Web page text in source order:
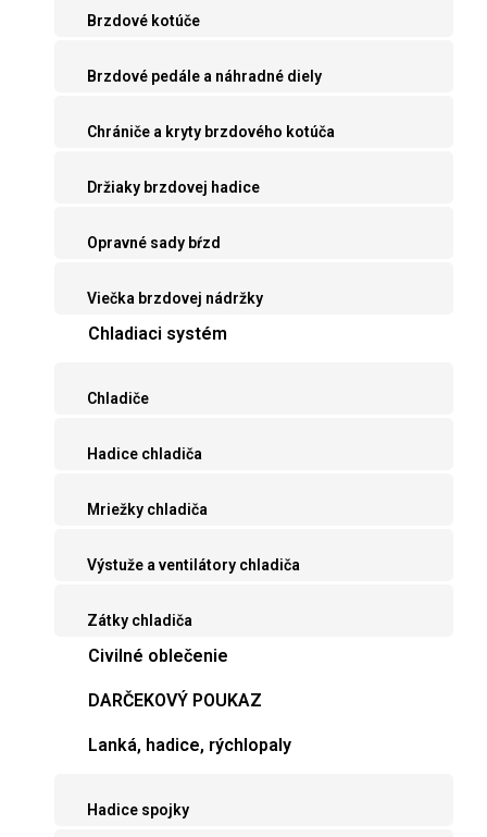
Brzdové kotúče
Brzdové pedále a náhradné diely
Chrániče a kryty brzdového kotúča
Držiaky brzdovej hadice
Opravné sady bŕzd
Viečka brzdovej nádržky
Chladiaci systém
Chladiče
Hadice chladiča
Mriežky chladiča
Výstuže a ventilátory chladiča
Zátky chladiča
Civilné oblečenie
DARČEKOVÝ POUKAZ
Lanká, hadice, rýchlopaly
Hadice spojky